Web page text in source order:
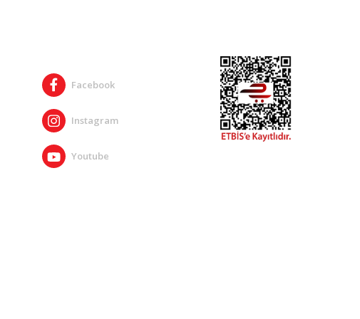
Facebook
Instagram
Youtube